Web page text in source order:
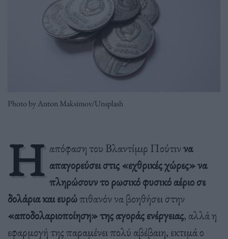
Photo by Anton Maksimov/Unsplash
Η απόφαση του Βλαντίμιρ Πούτιννα
απαγορεύσει στις «εχθρικές χώρες» να
πληρώσουν το ρωσικό φυσικό αέριο σε
δολάρια και ευρώπιθανόν να βοηθήσει στην
«αποδολαριοποίηση» της αγοράς ενέργειας, αλλά η
εφαρμογή της παραμένει πολύ αβέβαιη, εκτιμά ο